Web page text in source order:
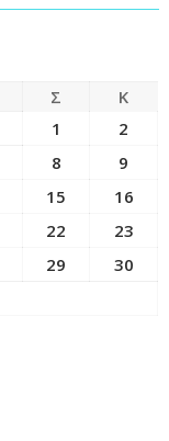
Σ
Κ
1
2
8
9
15
16
22
23
29
30